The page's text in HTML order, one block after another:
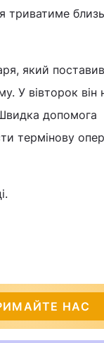
триватиме
який
У вівторок він
допомога
термінову
НАС